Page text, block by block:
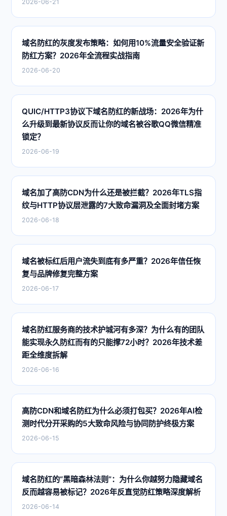
2026-06-21
域名防红的灰度发布策略：如何用10%流量安全验证新
防红方案？2026年全流程实战指南
2026-06-20
QUIC/HTTP3协议下域名防红的新战场：2026年为什
么升级到最新协议反而让你的域名被谷歌QQ微信精准
锁定？
2026-06-19
域名加了高防CDN为什么还是被拦截？2026年TLS指
纹与HTTP协议层泄露的7大致命漏洞及全面封堵方案
2026-06-18
域名被标红后用户流失到底有多严重？2026年信任恢
复与品牌修复完整方案
2026-06-17
域名防红服务商的技术护城河有多深？为什么有的团队
能实现永久防红而有的只能撑72小时？2026年技术差
距全维度拆解
2026-06-16
高防CDN和域名防红为什么必须打包买？2026年AI检
测时代分开采购的5大致命风险与协同防护终极方案
2026-06-15
域名防红的“黑暗森林法则”：为什么你越努力隐藏域名
反而越容易被标记？2026年反直觉防红策略深度解析
2026-06-14